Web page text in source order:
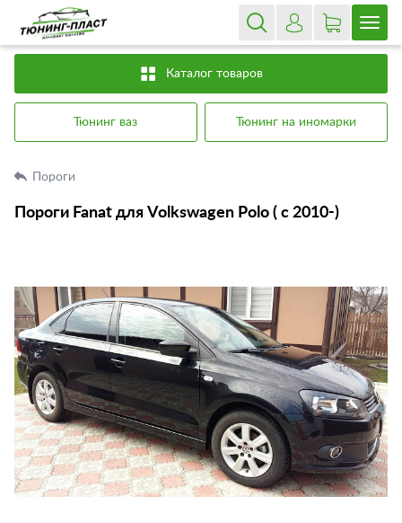
Каталог товаров
Тюнинг ваз Тюнинг на иномарки
Пороги
Пороги Fanat для Volkswagen Polo ( с 2010-)